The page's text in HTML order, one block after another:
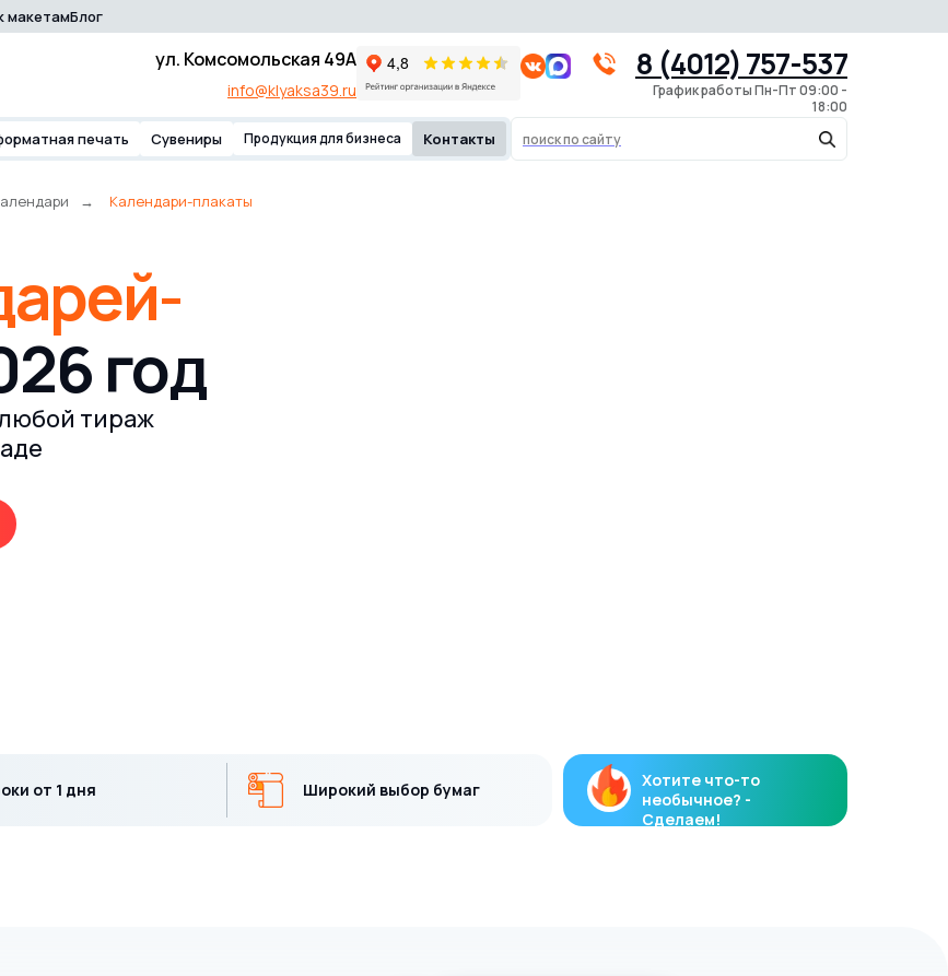
8 (4012) 757-537
info@klyaksa39.ru
Продукция для бизнеса Контакты
макетамБлог
печать Сувениры Продукция для бизнеса Контакты поиск по сайту
ул. Комсомольская 49А
info@klyaksa39.ru
8 (4012) 757-537
График работы Пн-Пт 09:00 -
18:00
→ Календари-плакаты
год
тираж
Хотите что-то
необычное? -
Сделаем!
от 1 дня Широкий выбор бумаг